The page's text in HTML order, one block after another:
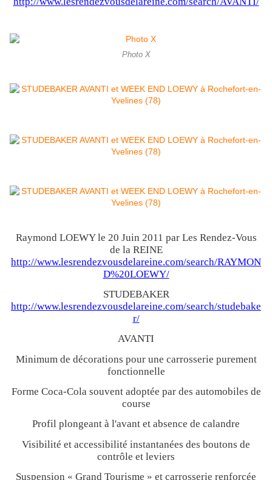
Photo X
Raymond LOEWY le 20 Juin 2011 par Les Rendez-Vous
de la REINE
http://www.lesrendezvousdelareine.com/search/RAYMON
D%20LOEWY/
STUDEBAKER
http://www.lesrendezvousdelareine.com/search/studebake
r/
AVANTI
Minimum de décorations pour une carrosserie purement
fonctionnelle
Forme Coca-Cola souvent adoptée par des automobiles de
course
Profil plongeant à l'avant et absence de calandre
Visibilité et accessibilité instantanées des boutons de
contrôle et leviers
Suspension « Grand Tourisme » et carrosserie renforcée